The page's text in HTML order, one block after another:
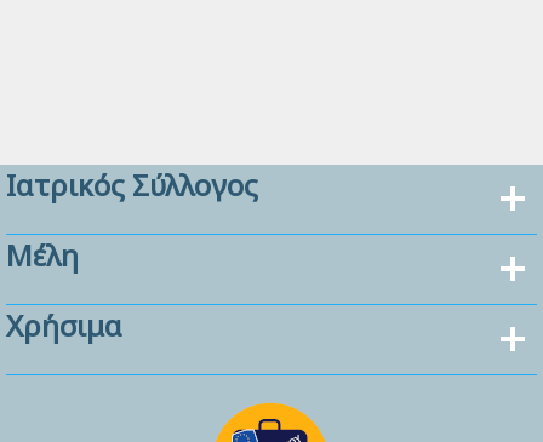
Ιατρικός Σύλλογος
Μέλη
Χρήσιμα